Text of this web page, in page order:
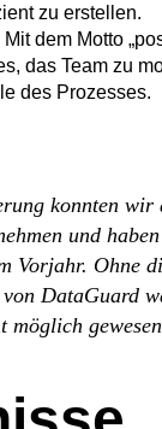
zu erstellen.
Mit dem Motto
das Team zu
des Prozesses.
konnten wir
und
Vorjahr. Ohne
DataGuard
möglich